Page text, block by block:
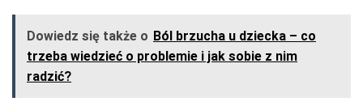
Dowiedz się także o Ból brzucha u dziecka – co
trzeba wiedzieć o problemie i jak sobie z nim
radzić?